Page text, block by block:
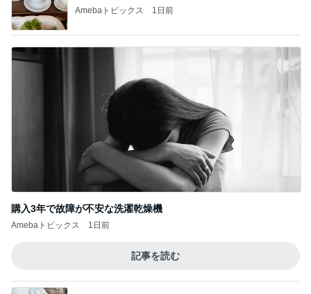
Amebaトピックス 1日前
購入3年で故障が不安な洗濯乾燥機
Amebaトピックス 1日前
記事を読む